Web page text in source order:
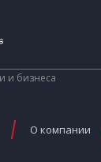
и бизнеса
О компании